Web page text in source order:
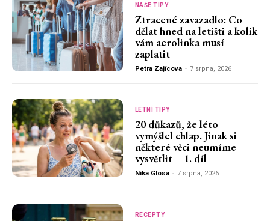
NAŠE TIPY
Ztracené zavazadlo: Co
dělat hned na letišti a kolik
vám aerolinka musí
zaplatit
Petra Zajícova - 7 srpna, 2026
LETNÍ TIPY
20 důkazů, že léto
vymýšlel chlap. Jinak si
některé věci neumíme
vysvětlit – 1. díl
Nika Glosa - 7 srpna, 2026
RECEPTY